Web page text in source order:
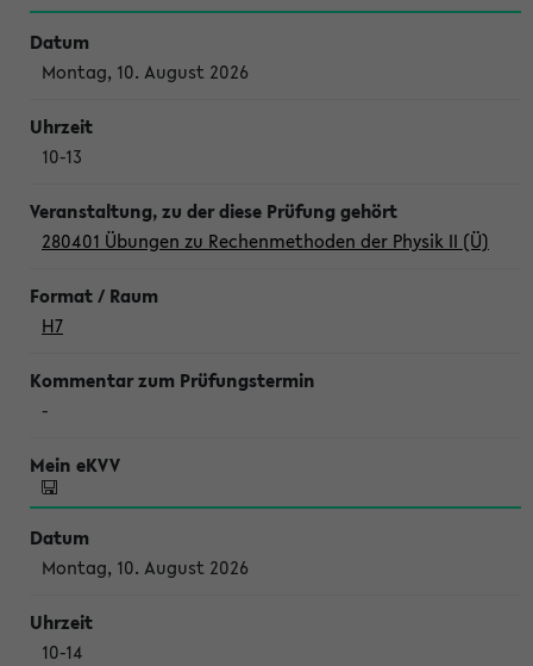
Montag, 10. August 2026
10-13
280401 Übungen zu Rechenmethoden der Physik II (Ü)
H7
-
Montag, 10. August 2026
10-14